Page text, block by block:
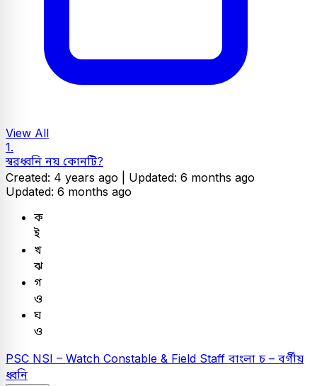
View All
1.
স্বরধ্বনি নয় কোনটি?
Created: 4 years ago | Updated: 6 months ago
Updated: 6 months ago
ক
ই
খ
ঝ
গ
ও
ঘ
ও
PSC NSI – Watch Constable & Field Staff বাংলা চ – বর্গীয়
ধ্বনি